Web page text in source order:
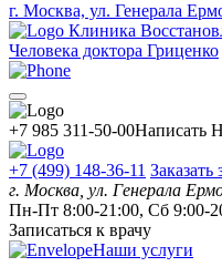
г. Москва, ул. Генерала
Клиника
Человека доктора Гриценко
+7 985 311-50-00Написать
+7 (499) 148-36-11 Заказать
г. Москва, ул. Генерала
Пн-Пт 8:00-21:00, Сб 9:00-
Записаться к врачу
Наши услуги